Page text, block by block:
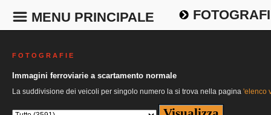
MENU PRINCIPALE
F O T O G R A F I E
Immagini ferroviarie a scartamento normale
La suddivisione dei veicoli per singolo numero la si trova nella pagina 'elenco